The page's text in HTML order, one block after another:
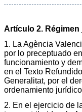
Artículo 2. Régimen
1. La Agència
por lo preceptuado
funcionamiento y
en el Texto
Generalitat, por el
ordenamiento
2. En el ejercicio de